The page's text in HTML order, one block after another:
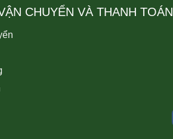
CHUYỂN VÀ THANH TOÁN